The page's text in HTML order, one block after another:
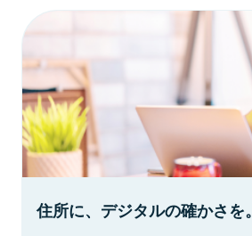
住所に、デジタルの確かさを。